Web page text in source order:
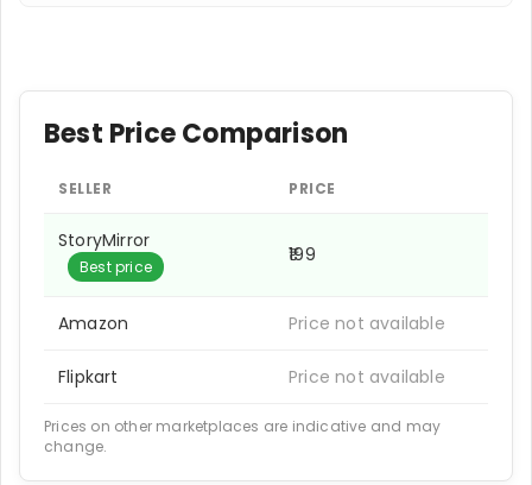
Best Price Comparison
SELLER PRICE
StoryMirror
Best price
₹199
Amazon Price not available
Flipkart Price not available
Prices on other marketplaces are indicative and may
change.